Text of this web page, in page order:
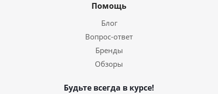
Помощь
Блог
Вопрос-ответ
Бренды
Обзоры
Будьте всегда в курсе!